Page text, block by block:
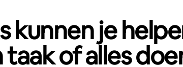
kunnen je
of alles